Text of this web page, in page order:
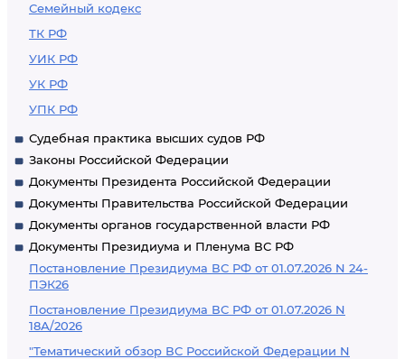
Семейный кодекс
ТК РФ
УИК РФ
УК РФ
УПК РФ
Судебная практика высших судов РФ
Законы Российской Федерации
Документы Президента Российской Федерации
Документы Правительства Российской Федерации
Документы органов государственной власти РФ
Документы Президиума и Пленума ВС РФ
Постановление Президиума ВС РФ от 01.07.2026 N 24-
ПЭК26
Постановление Президиума ВС РФ от 01.07.2026 N
18А/2026
"Тематический обзор ВС Российской Федерации N